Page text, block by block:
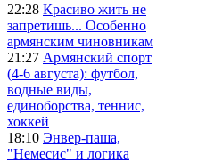
22:28 Красиво жить не
запретишь... Особенно
армянским чиновникам
21:27 Армянский спорт
(4-6 августа): футбол,
водные виды,
единоборства, теннис,
хоккей
18:10 Энвер-паша,
"Немесис" и логика